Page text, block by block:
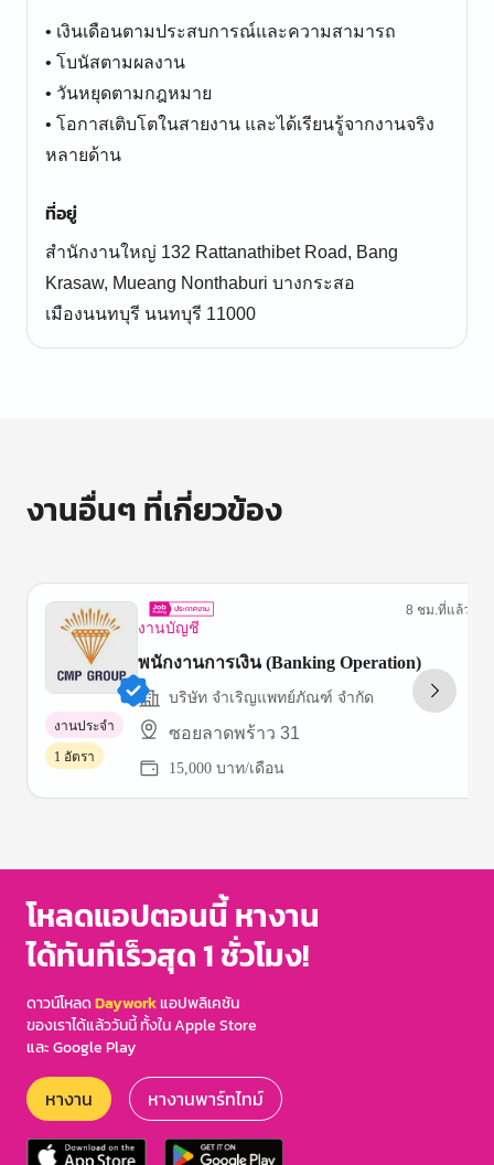
• เงินเดือนตามประสบการณ์และความสามารถ
• โบนัสตามผลงาน
• วันหยุดตามกฎหมาย
• โอกาสเติบโตในสายงาน และได้เรียนรู้จากงานจริง
ที่อยู่
สำนักงานใหญ่ 132 Rattanathibet Road, Bang
Krasaw, Mueang Nonthaburi บางกระสอ
เมืองนนทบุรี นนทบุรี 11000
งานอื่นๆ ที่เกี่ยวข้อง
งานบัญชี
8 ชม.ที่แล้ว
พนักงานการเงิน (Banking Operation)
บริษัท จำเริญแพทย์ภัณฑ์ จำกัด
ซอยลาดพร้าว 31
15,000 บาท/เดือน
งานประจำ
1 อัตรา
of
โหลดแอปตอนนี้ หางาน
ได้ทันทีเร็วสุด 1 ชั่วโมง!
ดาวน์โหลดDayworkแอปพลิเคชัน
ของเราได้แล้ววันนี้ ทั้งใน Apple Store
และ Google Play
หางาน หางานพาร์ทไทม์